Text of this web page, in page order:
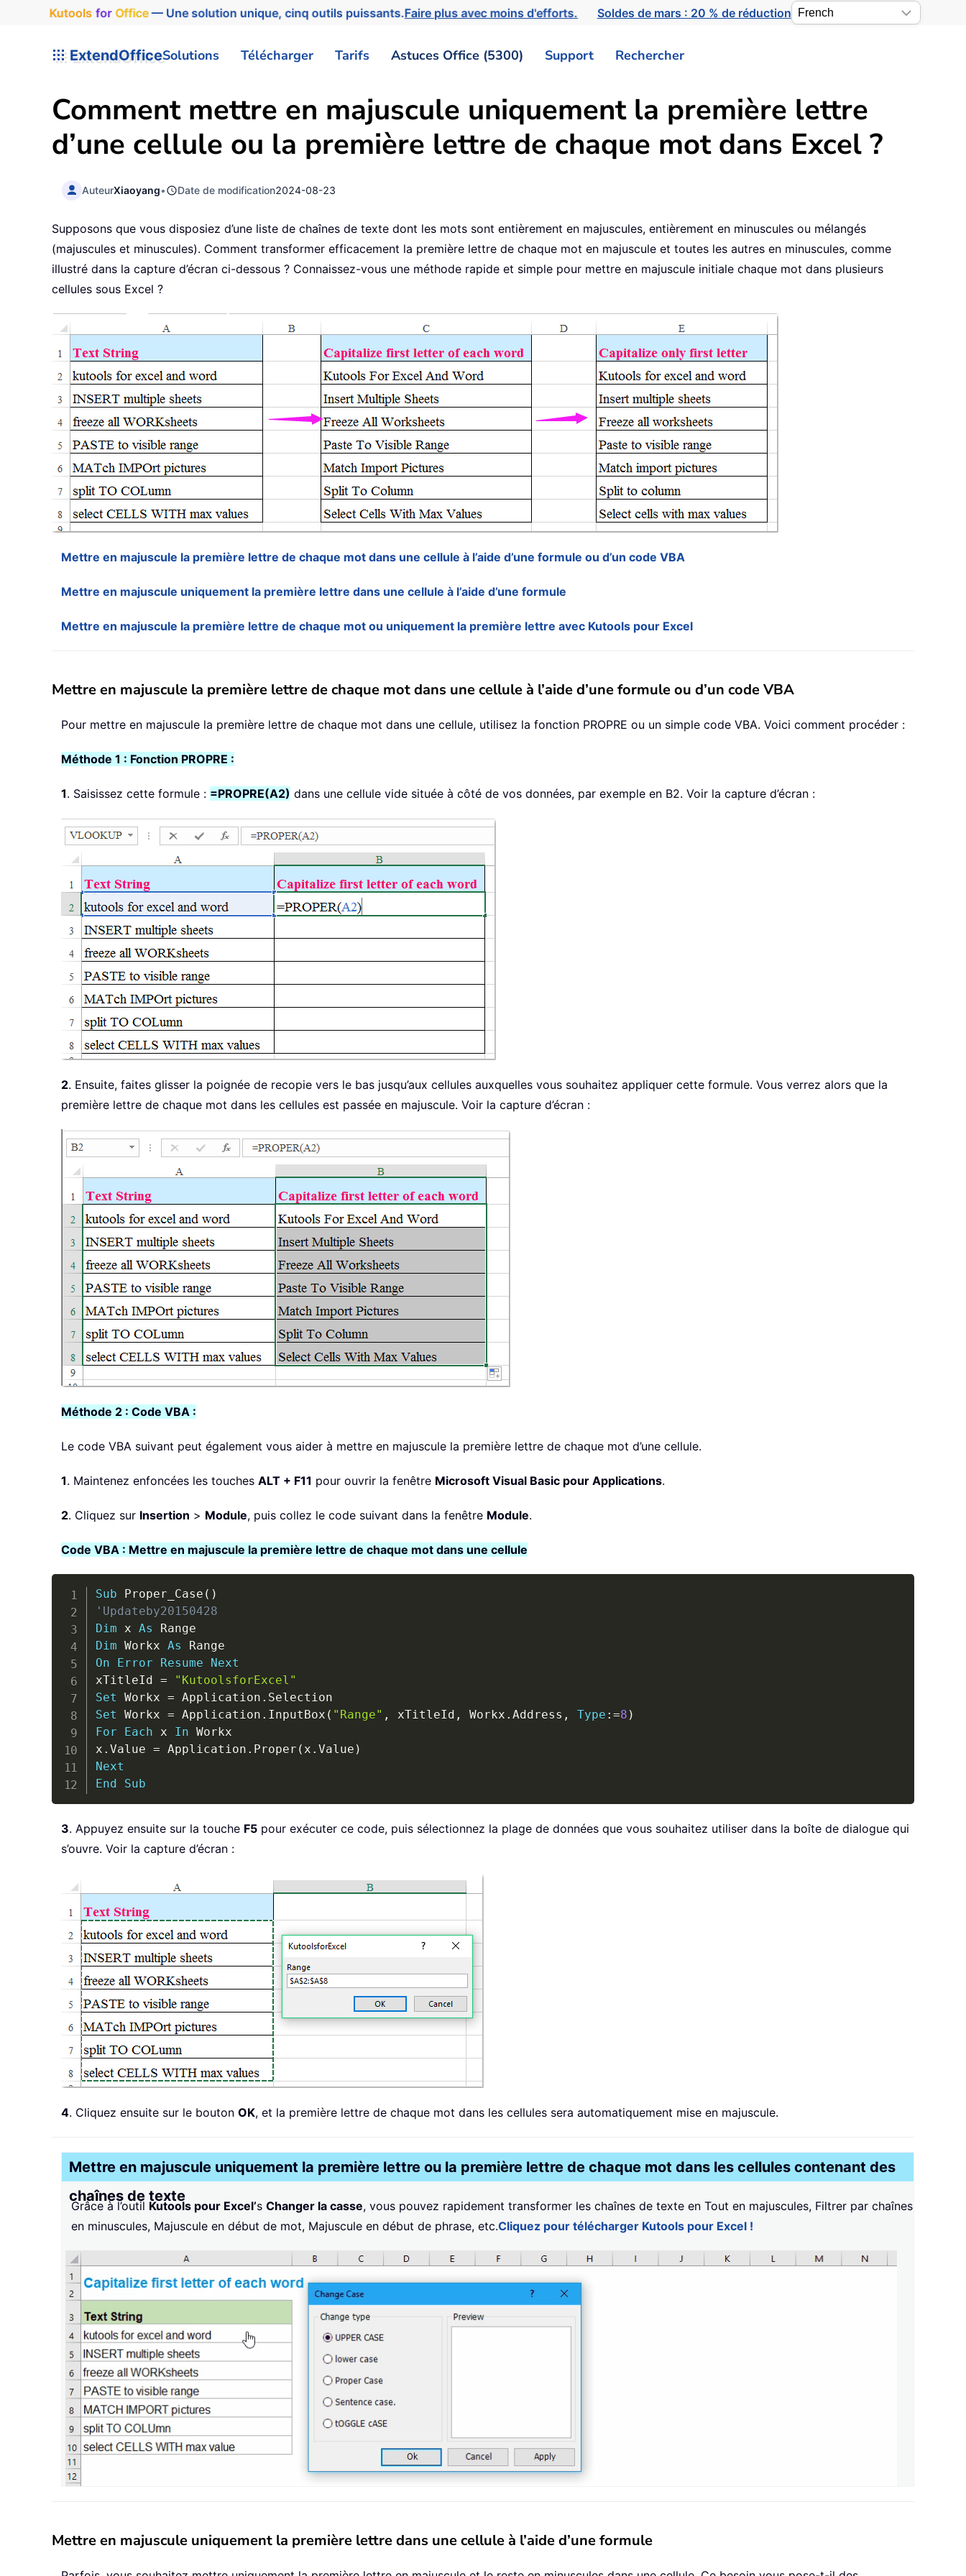
Kutools for Office— Une solution unique, cinq outils puissants.Faire plus avec moins d'efforts. Soldes de mars : 20 % de réduction
ExtendOfficeSolutions Télécharger Tarifs Astuces Office (5300) Support Rechercher
Comment mettre en majuscule uniquement la première lettre
d’une cellule ou la première lettre de chaque mot dans Excel ?
AuteurXiaoyang• Date de modification2024-08-23
Supposons que vous disposiez d’une liste de chaînes de texte dont les mots sont entièrement en majuscules, entièrement en minuscules ou mélangés
(majuscules et minuscules). Comment transformer efficacement la première lettre de chaque mot en majuscule et toutes les autres en minuscules, comme
illustré dans la capture d’écran ci-dessous ? Connaissez-vous une méthode rapide et simple pour mettre en majuscule initiale chaque mot dans plusieurs
cellules sous Excel ?
Mettre en majuscule la première lettre de chaque mot dans une cellule à l’aide d’une formule ou d’un code VBA
Mettre en majuscule uniquement la première lettre dans une cellule à l’aide d’une formule
Mettre en majuscule la première lettre de chaque mot ou uniquement la première lettre avec Kutools pour Excel
Mettre en majuscule la première lettre de chaque mot dans une cellule à l’aide d’une formule ou d’un code VBA
Pour mettre en majuscule la première lettre de chaque mot dans une cellule, utilisez la fonction PROPRE ou un simple code VBA. Voici comment procéder :
Méthode 1 : Fonction PROPRE :
1. Saisissez cette formule : =PROPRE(A2) dans une cellule vide située à côté de vos données, par exemple en B2. Voir la capture d’écran :
2. Ensuite, faites glisser la poignée de recopie vers le bas jusqu’aux cellules auxquelles vous souhaitez appliquer cette formule. Vous verrez alors que la
première lettre de chaque mot dans les cellules est passée en majuscule. Voir la capture d’écran :
Méthode 2 : Code VBA :
Le code VBA suivant peut également vous aider à mettre en majuscule la première lettre de chaque mot d’une cellule.
1. Maintenez enfoncées les touches ALT + F11 pour ouvrir la fenêtre Microsoft Visual Basic pour Applications.
2. Cliquez sur Insertion > Module, puis collez le code suivant dans la fenêtre Module.
Code VBA : Mettre en majuscule la première lettre de chaque mot dans une cellule
Sub Proper_Case ( )
'Updateby20150428
Dim x As
Dim Workx As
On
Error Resume
Next
xTitleId =
"KutoolsforExcel"
Set Workx = Application .
Set Workx = Application . InputBox ( "Range" , xTitleId , Workx . Address , Type : =8 )
For
Each x In Workx
x . Value = Application . Proper ( x . Value )
Next
End
Sub
3. Appuyez ensuite sur la touche F5 pour exécuter ce code, puis sélectionnez la plage de données que vous souhaitez utiliser dans la boîte de dialogue qui
s’ouvre. Voir la capture d’écran :
4. Cliquez ensuite sur le bouton OK, et la première lettre de chaque mot dans les cellules sera automatiquement mise en majuscule.
Mettre en majuscule uniquement la première lettre ou la première lettre de chaque mot dans les cellules contenant des
chaînes de texte
Grâce à l’outil Kutools pour Excel’s Changer la casse, vous pouvez rapidement transformer les chaînes de texte en Tout en majuscules, Filtrer par chaînes
en minuscules, Majuscule en début de mot, Majuscule en début de phrase, etc.Cliquez pour télécharger Kutools pour Excel !
Mettre en majuscule uniquement la première lettre dans une cellule à l’aide d’une formule